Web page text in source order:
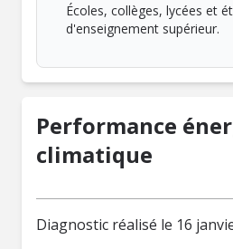
Écoles, collèges, lycées et
d'enseignement supérieur.
Performance
climatique
Diagnostic réalisé le 16